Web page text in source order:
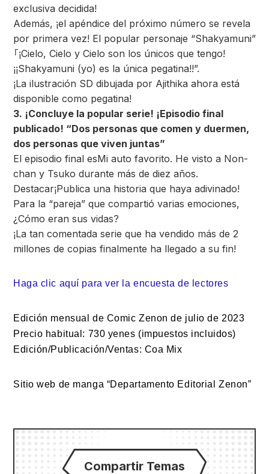
exclusiva decidida!
Además, ¡el apéndice del próximo número se revela
por primera vez! El popular personaje “Shakyamuni”
「¡Cielo, Cielo y Cielo son los únicos que tengo!
¡¡Shakyamuni (yo) es la única pegatina!!”.
¡La ilustración SD dibujada por Ajithika ahora está
disponible como pegatina!
3. ¡Concluye la popular serie! ¡Episodio final
publicado! “Dos personas que comen y duermen,
dos personas que viven juntas”
El episodio final esMi auto favorito. He visto a Non-
chan y Tsuko durante más de diez años.
Destacar¡Publica una historia que haya adivinado!
Para la “pareja” que compartió varias emociones,
¿Cómo eran sus vidas?
¡La tan comentada serie que ha vendido más de 2
millones de copias finalmente ha llegado a su fin!
Haga clic aquí para ver la encuesta de lectores
Edición mensual de Comic Zenon de julio de 2023
Precio habitual: 730 yenes (impuestos incluidos)
Edición/Publicación/Ventas: Coa Mix
Sitio web de manga “Departamento Editorial Zenon”
Compartir Temas